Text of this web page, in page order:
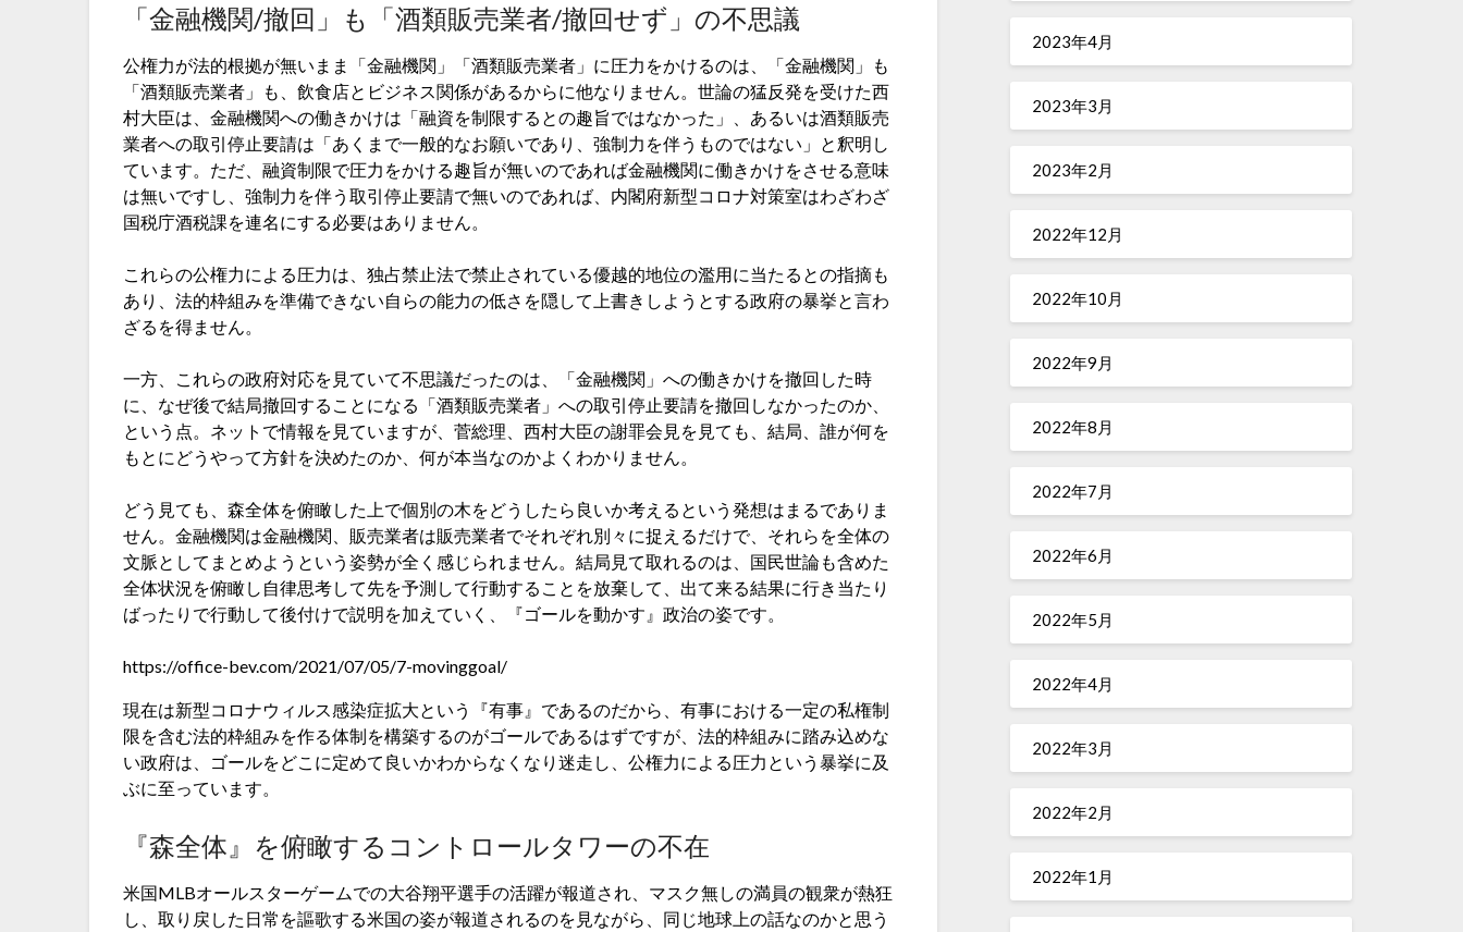
「金融機関/撤回」も「酒類販売業者/撤回せず」の不思議
公権力が法的根拠が無いまま「金融機関」「酒類販売業者」に圧力をかけるのは、「金融機関」も
「酒類販売業者」も、飲食店とビジネス関係があるからに他なりません。世論の猛反発を受けた西
村大臣は、金融機関への働きかけは「融資を制限するとの趣旨ではなかった」、あるいは酒類販売
業者への取引停止要請は「あくまで一般的なお願いであり、強制力を伴うものではない」と釈明し
ています。ただ、融資制限で圧力をかける趣旨が無いのであれば金融機関に働きかけをさせる意味
は無いですし、強制力を伴う取引停止要請で無いのであれば、内閣府新型コロナ対策室はわざわざ
国税庁酒税課を連名にする必要はありません。
これらの公権力による圧力は、独占禁止法で禁止されている優越的地位の濫用に当たるとの指摘も
あり、法的枠組みを準備できない自らの能力の低さを隠して上書きしようとする政府の暴挙と言わ
ざるを得ません。
一方、これらの政府対応を見ていて不思議だったのは、「金融機関」への働きかけを撤回した時
に、なぜ後で結局撤回することになる「酒類販売業者」への取引停止要請を撤回しなかったのか、
という点。ネットで情報を見ていますが、菅総理、西村大臣の謝罪会見を見ても、結局、誰が何を
もとにどうやって方針を決めたのか、何が本当なのかよくわかりません。
どう見ても、森全体を俯瞰した上で個別の木をどうしたら良いか考えるという発想はまるでありま
せん。金融機関は金融機関、販売業者は販売業者でそれぞれ別々に捉えるだけで、それらを全体の
文脈としてまとめようという姿勢が全く感じられません。結局見て取れるのは、国民世論も含めた
全体状況を俯瞰し自律思考して先を予測して行動することを放棄して、出て来る結果に行き当たり
ばったりで行動して後付けで説明を加えていく、『ゴールを動かす』政治の姿です。
https://office-bev.com/2021/07/05/7-movinggoal/
現在は新型コロナウィルス感染症拡大という『有事』であるのだから、有事における一定の私権制
限を含む法的枠組みを作る体制を構築するのがゴールであるはずですが、法的枠組みに踏み込めな
い政府は、ゴールをどこに定めて良いかわからなくなり迷走し、公権力による圧力という暴挙に及
ぶに至っています。
『森全体』を俯瞰するコントロールタワーの不在
米国MLBオールスターゲームでの大谷翔平選手の活躍が報道され、マスク無しの満員の観衆が熱狂
し、取り戻した日常を謳歌する米国の姿が報道されるのを見ながら、同じ地球上の話なのかと思う
2023年4月
2023年3月
2023年2月
2022年12月
2022年10月
2022年9月
2022年8月
2022年7月
2022年6月
2022年5月
2022年4月
2022年3月
2022年2月
2022年1月